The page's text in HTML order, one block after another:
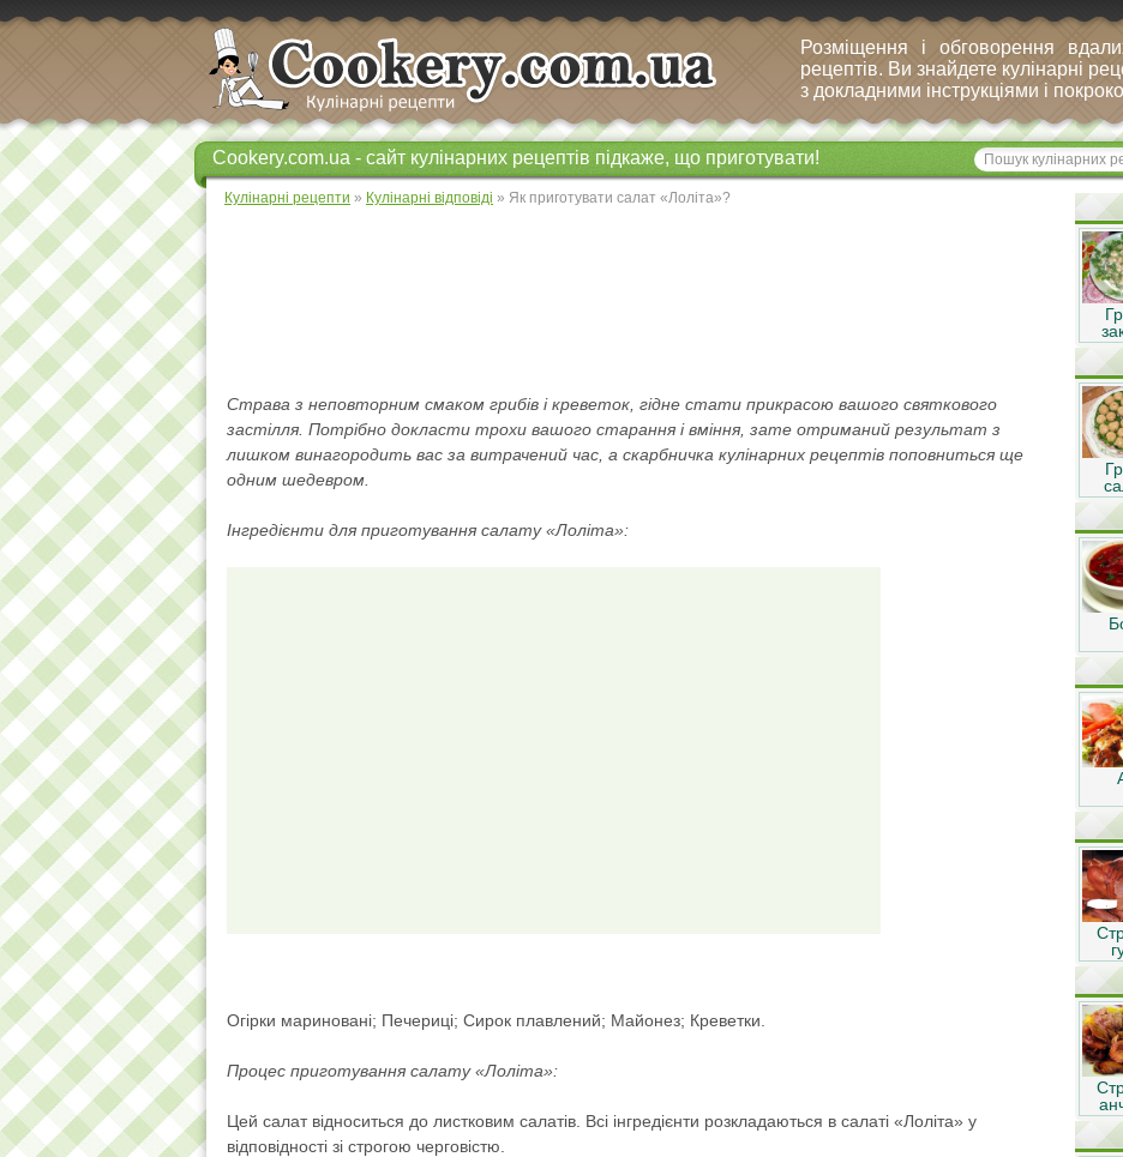
Розміщення і обговорення
рецептів. Ви знайдете кулінарні
з докладними інструкціями і
Cookery.com.ua - сайт кулінарних рецептів підкаже, що приготувати!
Кулінарні рецепти » Кулінарні відповіді » Як приготувати салат «Лоліта»?
Страва з неповторним смаком грибів і креветок, гідне стати прикрасою вашого святкового
застілля. Потрібно докласти трохи вашого старання і вміння, зате отриманий результат з
лишком винагородить вас за витрачений час, а скарбничка кулінарних рецептів поповниться ще
одним шедевром.
Інгредієнти для приготування салату «Лоліта»:
Огірки мариновані; Печериці; Сирок плавлений; Майонез; Креветки.
Процес приготування салату «Лоліта»:
Цей салат відноситься до листковим салатів. Всі інгредієнти розкладаються в салаті «Лоліта» у
відповідності зі строгою черговістю.